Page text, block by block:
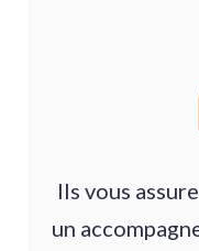
Ils vous
un